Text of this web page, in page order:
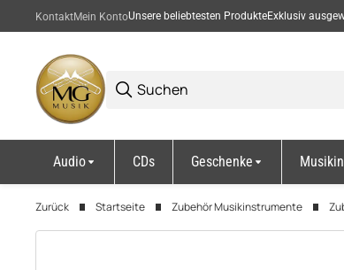
KontaktMein KontoUnsere beliebtesten ProdukteExklusiv
Audio CDs Geschenke
Zurück Startseite Zubehör Musikinstrumente